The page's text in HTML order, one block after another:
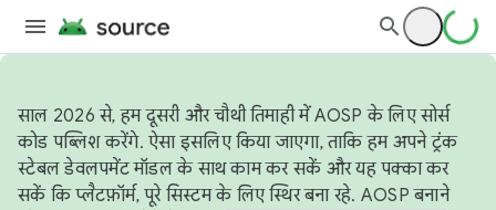
साल 2026 से, हम दूसरी और चौथी तिमाही में AOSP के लिए सोर्स
कोड पब्लिश करेंगे. ऐसा इसलिए किया जाएगा, ताकि हम अपने ट्रंक
स्टेबल डेवलपमेंट मॉडल के साथ काम कर सकें और यह पक्का कर
सकें कि प्लैटफ़ॉर्म, पूरे सिस्टम के लिए स्थिर बना रहे. AOSP बनाने